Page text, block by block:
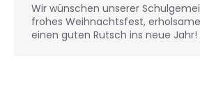
Wir wünschen unserer
frohes Weihnachtsfest,
einen guten Rutsch ins neue Jahr!